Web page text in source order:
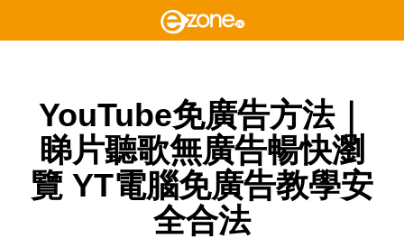
YouTube免廣告方法｜
睇片聽歌無廣告暢快瀏
覽 YT電腦免廣告教學安
全合法